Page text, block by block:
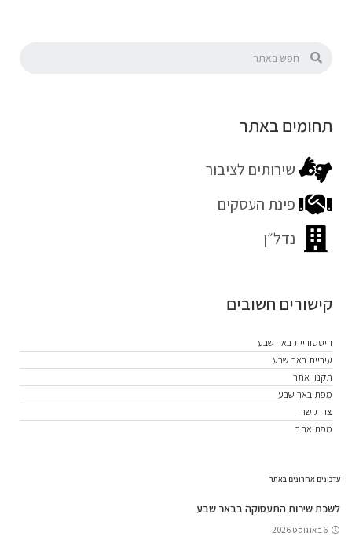
תחומים באתר
שירותים לציבור
פינת העסקים
נדל״ן
קישורים חשובים
היסטוריית באר שבע
עיריית באר שבע
תקנון אתר
מפת באר שבע
צרו קשר
מפת אתר
עדכונים אחרונים באתר
לשכת שירות התעסוקה בבאר שבע
6 באוגוסט 2026